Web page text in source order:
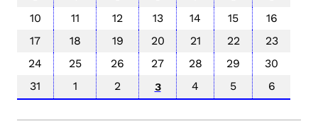
10
11 12 13 14 15
16
17
18 19 20 21 22
23
24
25 26 27 28 29
30
31
1 2 3 4 5 6